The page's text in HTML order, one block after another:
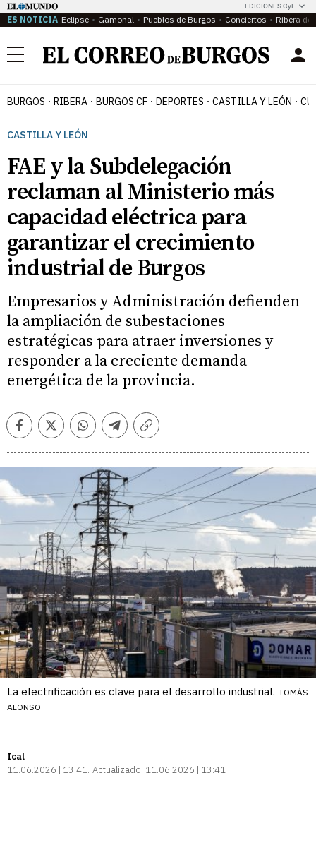
EDICIONES CyL
ES NOTICIA Eclipse Gamonal Pueblos de Burgos Conciertos Ribera del
Menú
BURGOS RIBERA BURGOS CF DEPORTES CASTILLA Y LEÓN
CASTILLA Y LEÓN
FAE y la Subdelegación
reclaman al Ministerio más
capacidad eléctrica para
garantizar el crecimiento
industrial de Burgos
Empresarios y Administración defienden
la ampliación de subestaciones
estratégicas para atraer inversiones y
responder a la creciente demanda
energética de la provincia.
FacebookTwitterWhatsappTelegramCopiar
La electrificación es clave para el desarrollo industrial. TOMÁS
ALONSO
Ical
11.06.2026 | 13:41 Actualizado: 11.06.2026 | 13:41